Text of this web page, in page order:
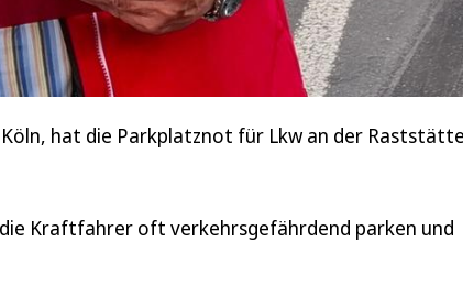
hat die Parkplatznot für Lkw an der
Kraftfahrer oft verkehrsgefährdend parken und